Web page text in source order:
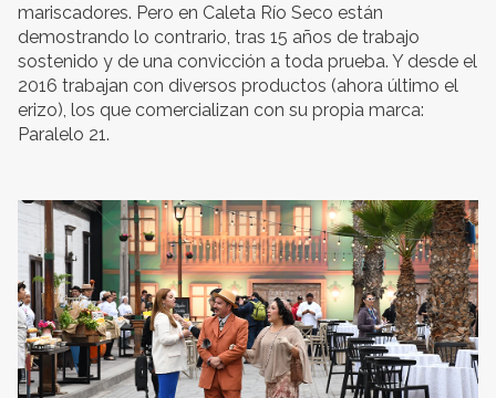
mariscadores. Pero en Caleta Río Seco están
demostrando lo contrario, tras 15 años de trabajo
sostenido y de una convicción a toda prueba. Y desde el
2016 trabajan con diversos productos (ahora último el
erizo), los que comercializan con su propia marca:
Paralelo 21.